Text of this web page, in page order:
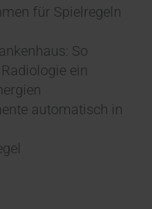
für Spielregeln
So
ein
automatisch in